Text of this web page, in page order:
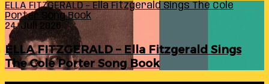
ELLA FITZGERALD – Ella Fitzgerald Sings The Cole
Porter Song Book
24. Juli 2026
ELLA FITZGERALD – Ella Fitzgerald Sings
The Cole Porter Song Book